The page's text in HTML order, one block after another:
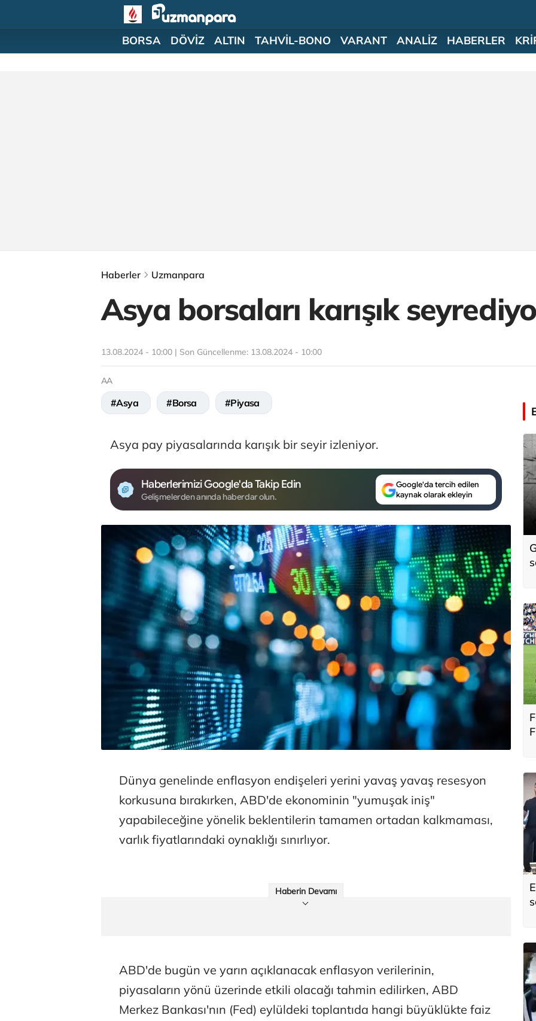
BORSA DÖVİZ ALTIN TAHVİL-BONO VARANT ANALİZ HABERLER
Haberler Uzmanpara
Asya borsaları karışık
13.08.2024 - 10:00 | Son Güncellenme: 13.08.2024 - 10:00
AA
#Asya #Borsa #Piyasa
Asya pay piyasalarında karışık bir seyir izleniyor.
Haberlerimizi Google'da Takip Edin
Gelişmelerden anında haberdar olun.
Google'da tercih edilen
kaynak olarak ekleyin
Dünya genelinde enflasyon endişeleri yerini yavaş yavaş resesyon
korkusuna bırakırken, ABD'de ekonominin "yumuşak iniş"
yapabileceğine yönelik beklentilerin tamamen ortadan kalkmaması,
varlık fiyatlarındaki oynaklığı sınırlıyor.
Haberin Devamı
ABD'de bugün ve yarın açıklanacak enflasyon verilerinin,
piyasaların yönü üzerinde etkili olacağı tahmin edilirken, ABD
Merkez Bankası'nın (Fed) eylüldeki toplantıda hangi büyüklükte faiz